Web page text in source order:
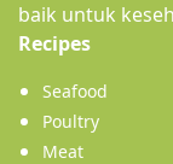
baik untuk
Recipes(current)
Seafood
Poultry
Meat